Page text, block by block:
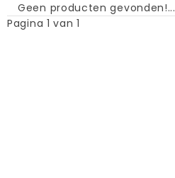
Geen producten gevonden!...
Pagina 1 van 1